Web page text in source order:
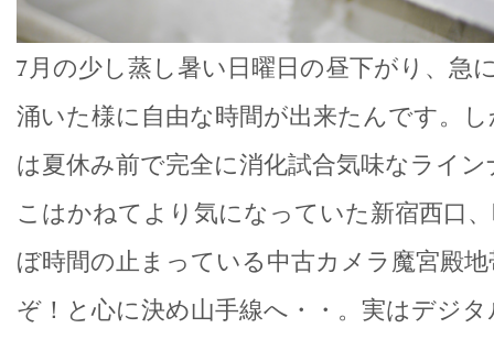
7月の少し蒸し暑い日曜日の昼下がり、急
涌いた様に自由な時間が出来たんです。
は夏休み前で完全に消化試合気味なライ
こはかねてより気になっていた新宿西口
ぼ時間の止まっている中古カメラ魔宮殿
ぞ！と心に決め山手線へ・・。実はデジ